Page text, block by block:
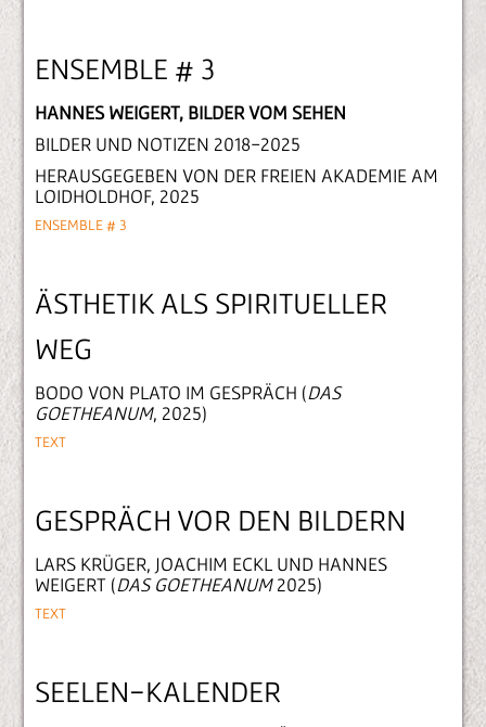
ENSEMBLE # 3
HANNES WEIGERT, BILDER VOM SEHEN
BILDER UND NOTIZEN 2018-2025
HERAUSGEGEBEN VON DER FREIEN AKADEMIE AM
LOIDHOLDHOF, 2025
ENSEMBLE # 3
ÄSTHETIK ALS SPIRITUELLER
WEG
BODO VON PLATO IM GESPRÄCH (DAS
GOETHEANUM, 2025)
TEXT
GESPRÄCH VOR DEN BILDERN
LARS KRÜGER, JOACHIM ECKL UND HANNES
WEIGERT (DAS GOETHEANUM2025)
TEXT
SEELEN-KALENDER